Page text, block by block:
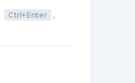
Ctrl+Enter
,